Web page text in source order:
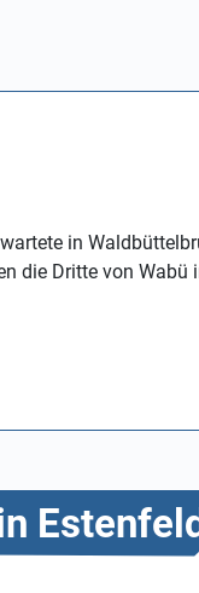
in
die Dritte von Wabü